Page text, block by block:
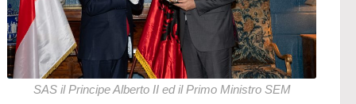
SAS il Principe Alberto II ed il Primo Ministro SEM